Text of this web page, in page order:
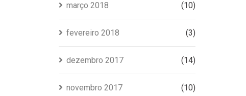
março 2018 (10)
fevereiro 2018 (3)
dezembro 2017 (14)
novembro 2017 (10)